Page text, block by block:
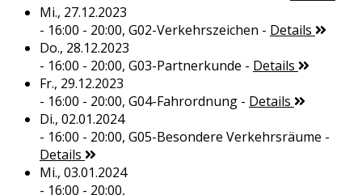
Mi., 27.12.2023
- 16:00 - 20:00, G02-Verkehrszeichen - Details
Do., 28.12.2023
- 16:00 - 20:00, G03-Partnerkunde - Details
Fr., 29.12.2023
- 16:00 - 20:00, G04-Fahrordnung- Details
Di., 02.01.2024
- 16:00 - 20:00, G05-Besondere Verkehrsräume -
Details
Mi., 03.01.2024
- 16:00 - 20:00,